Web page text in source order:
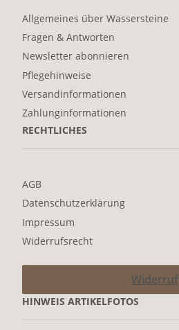
Allgemeines über Wassersteine
Fragen & Antworten
Newsletter abonnieren
Pflegehinweise
Versandinformationen
Zahlunginformationen
RECHTLICHES
AGB
Datenschutzerklärung
Impressum
Widerrufsrecht
Widerruf
HINWEIS ARTIKELFOTOS